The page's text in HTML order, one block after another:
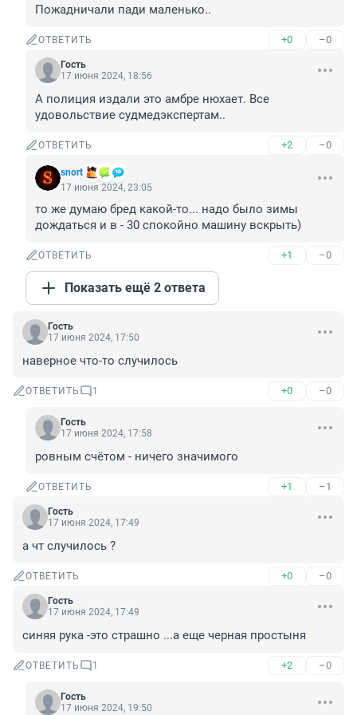
Пожадничали пади маленько..
ОТВЕТИТЬ +0 –0
Гость
17 июня 2024, 18:56
А полиция издали это амбре нюхает. Все
удовольствие судмедэкспертам..
ОТВЕТИТЬ +2 –0
snort
17 июня 2024, 23:05
то же думаю бред какой-то... надо было зимы
дождаться и в - 30 спокойно машину вскрыть)
ОТВЕТИТЬ +1 –0
Показать ещё 2 ответа
Гость
17 июня 2024, 17:50
наверное что-то случилось
ОТВЕТИТЬ 1 +0 –0
Гость
17 июня 2024, 17:58
ровным счётом - ничего значимого
ОТВЕТИТЬ +1 –1
Гость
17 июня 2024, 17:49
а чт случилось ?
ОТВЕТИТЬ +0 –0
Гость
17 июня 2024, 17:49
синяя рука -это страшно ...а еще черная простыня
ОТВЕТИТЬ 1 +2 –0
Гость
17 июня 2024, 19:50